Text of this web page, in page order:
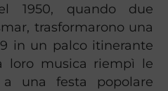
1950, quando due
trasformarono una
in un palco itinerante
loro musica riempì le
una festa popolare